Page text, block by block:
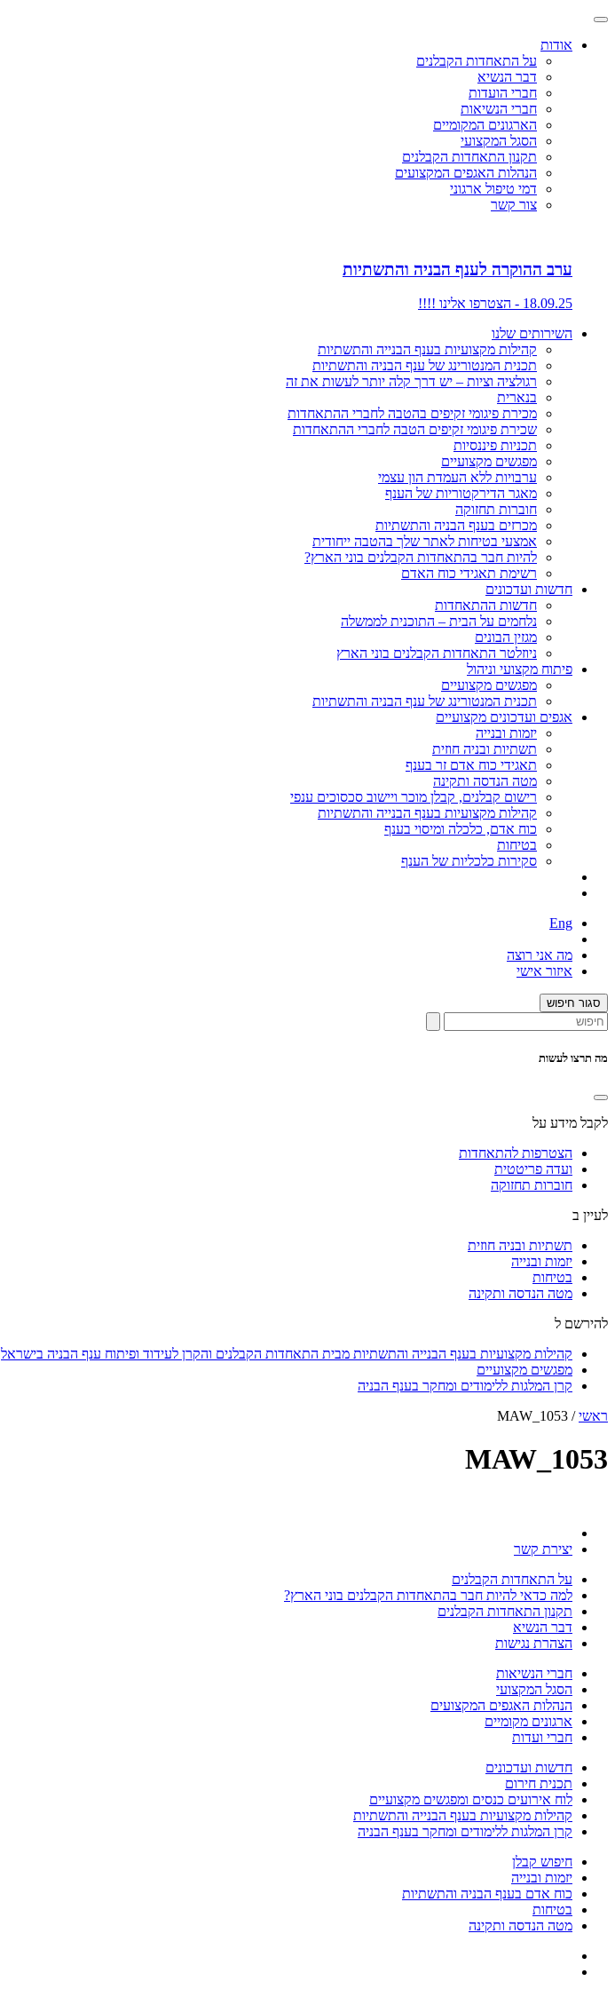
אודות
על התאחדות הקבלנים
דבר הנשיא
חברי הועדות
חברי הנשיאות
הארגונים המקומיים
הסגל המקצועי
תקנון התאחדות הקבלנים
הנהלות האגפים המקצועים
דמי טיפול ארגוני
צור קשר
ערב ההוקרה לענף הבניה והתשתיות
18.09.25 - הצטרפו אלינו !!!!
השירותים שלנו
קהילות מקצועיות בענף הבנייה והתשתיות
תכנית המנטורינג של ענף הבניה והתשתיות
רגולציה וציות – יש דרך קלה יותר לעשות את זה
בנארית
מכירת פיגומי זקיפים בהטבה לחברי ההתאחדות
שכירת פיגומי זקיפים הטבה לחברי ההתאחדות
תכניות פיננסיות
מפגשים מקצועיים
ערבויות ללא העמדת הון עצמי
מאגר הדירקטוריות של הענף
חוברות תחזוקה
מכרזים בענף הבניה והתשתיות
אמצעי בטיחות לאתר שלך בהטבה ייחודית
להיות חבר בהתאחדות הקבלנים בוני הארץ?
רשימת תאגידי כוח האדם
חדשות ועדכונים
חדשות ההתאחדות
נלחמים על הבית – התוכנית לממשלה
מגזין הבונים
ניוזלטר התאחדות הקבלנים בוני הארץ
פיתוח מקצועי וניהול
מפגשים מקצועיים
תכנית המנטורינג של ענף הבניה והתשתיות
אגפים ועדכונים מקצועיים
יזמות ובנייה
תשתיות ובניה חוזית
תאגידי כוח אדם זר בענף
מטה הנדסה ותקינה
רישום קבלנים, קבלן מוכר ויישוב סכסוכים ענפי
קהילות מקצועיות בענף הבנייה והתשתיות
כוח אדם, כלכלה ומיסוי בענף
בטיחות
סקירות כלכליות של הענף
Eng
מה אני רוצה
איזור אישי
סגור חיפוש
מה תרצו לעשות
לקבל מידע על
הצטרפות להתאחדות
ועדה פריטטית
חוברות תחזוקה
לעיין ב
תשתיות ובניה חוזית
יזמות ובנייה
בטיחות
מטה הנדסה ותקינה
להירשם ל
קהילות מקצועיות בענף הבנייה והתשתיות מבית התאחדות הקבלנים והקרן לעידוד ופיתוח ענף הבניה בישראל
מפגשים מקצועיים
קרן המלגות ללימודים ומחקר בענף הבניה
ראשי/
MAW_1053
MAW_1053
יצירת קשר
על התאחדות הקבלנים
למה כדאי להיות חבר בהתאחדות הקבלנים בוני הארץ?
תקנון התאחדות הקבלנים
דבר הנשיא
הצהרת נגישות
חברי הנשיאות
הסגל המקצועי
הנהלות האגפים המקצועים
ארגונים מקומיים
חברי ועדות
חדשות ועדכונים
תכנית חירום
לוח אירועים כנסים ומפגשים מקצועיים
קהילות מקצועיות בענף הבנייה והתשתיות
קרן המלגות ללימודים ומחקר בענף הבניה
חיפוש קבלן
יזמות ובנייה
כוח אדם בענף הבניה והתשתיות
בטיחות
מטה הנדסה ותקינה